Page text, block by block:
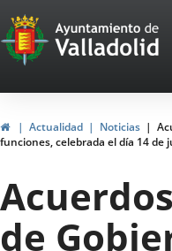
Portal
Web
del
de
Valladolid
InicioActualidad Noticias
funciones, celebrada el día 14 de
de